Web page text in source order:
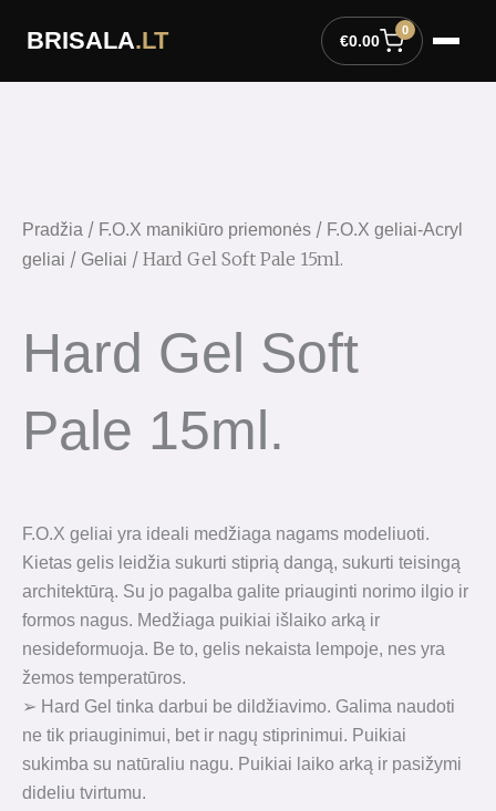
BRISALA.LT €0.00
0
Pradžia / F.O.X manikiūro priemonės / F.O.X geliai-Acryl
geliai / Geliai / Hard Gel Soft Pale 15ml.
Hard Gel Soft
Pale 15ml.
F.O.X geliai yra ideali medžiaga nagams modeliuoti.
Kietas gelis leidžia sukurti stiprią dangą, sukurti teisingą
architektūrą. Su jo pagalba galite priauginti norimo ilgio ir
formos nagus. Medžiaga puikiai išlaiko arką ir
nesideformuoja. Be to, gelis nekaista lempoje, nes yra
žemos temperatūros.
➢ Hard Gel tinka darbui be dildžiavimo. Galima naudoti
ne tik priauginimui, bet ir nagų stiprinimui. Puikiai
sukimba su natūraliu nagu. Puikiai laiko arką ir pasižymi
dideliu tvirtumu.